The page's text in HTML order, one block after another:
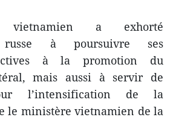
a exhorté
russe à poursuivre ses
à la promotion du
mais aussi à servir de
l’intensification de la
le ​ministère vietnamien de la